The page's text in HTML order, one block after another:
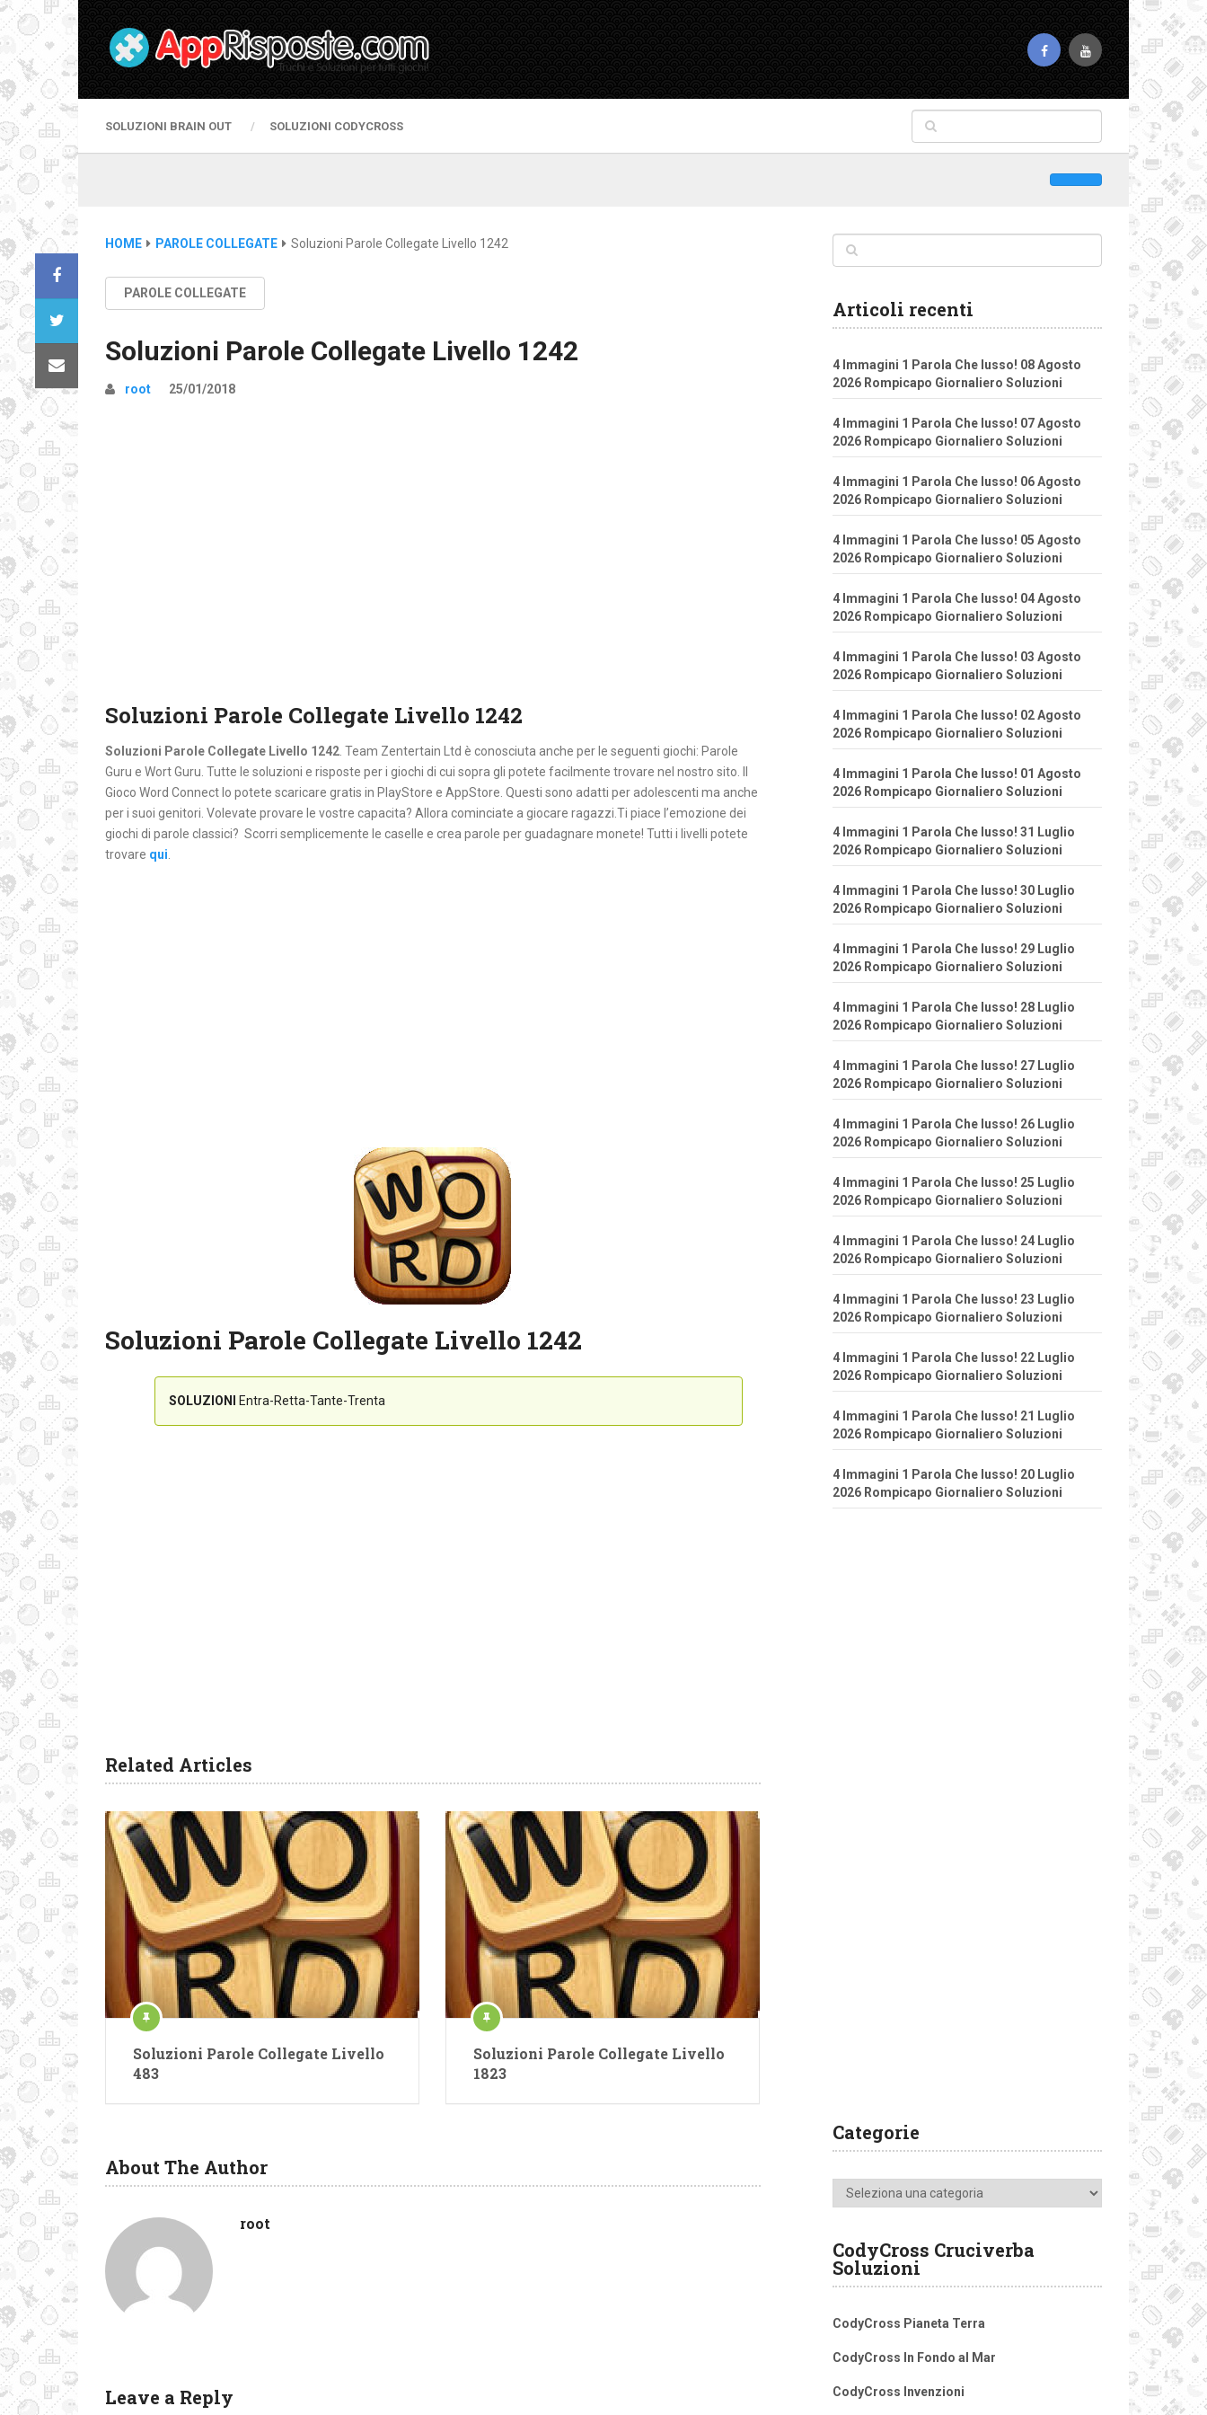
SOLUZIONI BRAIN OUT SOLUZIONI CODYCROSS
HOME PAROLE COLLEGATE Soluzioni Parole Collegate Livello 1242
PAROLE COLLEGATE
Soluzioni Parole Collegate Livello 1242
root 25/01/2018
Soluzioni Parole Collegate Livello 1242
Soluzioni Parole Collegate Livello 1242 . Team Zentertain Ltd è conosciuta anche per le seguenti giochi: Parole
Guru e Wort Guru. Tutte le soluzioni e risposte per i giochi di cui sopra gli potete facilmente trovare nel nostro sito. Il
Gioco Word Connect lo potete scaricare gratis in PlayStore e AppStore. Questi sono adatti per adolescenti ma anche
per i suoi genitori. Volevate provare le vostre capacita? Allora cominciate a giocare ragazzi.Ti piace l’emozione dei
giochi di parole classici? Scorri semplicemente le caselle e crea parole per guadagnare monete! Tutti i livelli potete
trovare qui
Soluzioni Parole Collegate Livello 1242
SOLUZIONI Entra-Retta-Tante-Trenta
Related Articles
Soluzioni Parole Collegate Livello
483
Soluzioni Parole Collegate Livello
1823
About The Author
root
Leave a Reply
Articoli recenti
4 Immagini 1 Parola Che lusso! 08 Agosto
2026 Rompicapo Giornaliero Soluzioni
4 Immagini 1 Parola Che lusso! 07 Agosto
2026 Rompicapo Giornaliero Soluzioni
4 Immagini 1 Parola Che lusso! 06 Agosto
2026 Rompicapo Giornaliero Soluzioni
4 Immagini 1 Parola Che lusso! 05 Agosto
2026 Rompicapo Giornaliero Soluzioni
4 Immagini 1 Parola Che lusso! 04 Agosto
2026 Rompicapo Giornaliero Soluzioni
4 Immagini 1 Parola Che lusso! 03 Agosto
2026 Rompicapo Giornaliero Soluzioni
4 Immagini 1 Parola Che lusso! 02 Agosto
2026 Rompicapo Giornaliero Soluzioni
4 Immagini 1 Parola Che lusso! 01 Agosto
2026 Rompicapo Giornaliero Soluzioni
4 Immagini 1 Parola Che lusso! 31 Luglio
2026 Rompicapo Giornaliero Soluzioni
4 Immagini 1 Parola Che lusso! 30 Luglio
2026 Rompicapo Giornaliero Soluzioni
4 Immagini 1 Parola Che lusso! 29 Luglio
2026 Rompicapo Giornaliero Soluzioni
4 Immagini 1 Parola Che lusso! 28 Luglio
2026 Rompicapo Giornaliero Soluzioni
4 Immagini 1 Parola Che lusso! 27 Luglio
2026 Rompicapo Giornaliero Soluzioni
4 Immagini 1 Parola Che lusso! 26 Luglio
2026 Rompicapo Giornaliero Soluzioni
4 Immagini 1 Parola Che lusso! 25 Luglio
2026 Rompicapo Giornaliero Soluzioni
4 Immagini 1 Parola Che lusso! 24 Luglio
2026 Rompicapo Giornaliero Soluzioni
4 Immagini 1 Parola Che lusso! 23 Luglio
2026 Rompicapo Giornaliero Soluzioni
4 Immagini 1 Parola Che lusso! 22 Luglio
2026 Rompicapo Giornaliero Soluzioni
4 Immagini 1 Parola Che lusso! 21 Luglio
2026 Rompicapo Giornaliero Soluzioni
4 Immagini 1 Parola Che lusso! 20 Luglio
2026 Rompicapo Giornaliero Soluzioni
Categorie
Categorie
CodyCross Cruciverba
Soluzioni
CodyCross Pianeta Terra
CodyCross In Fondo al Mar
CodyCross Invenzioni